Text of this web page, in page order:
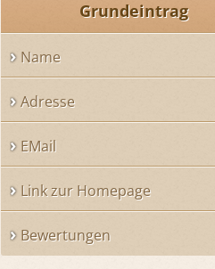
Grundeintrag
Name
Adresse
EMail
Link zur Homepage
Bewertungen